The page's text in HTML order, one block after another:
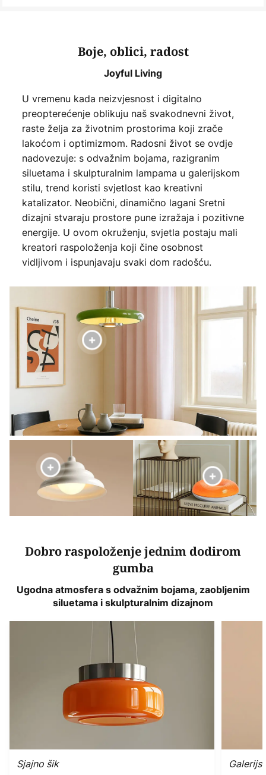
Boje, oblici, radost
Joyful Living
U vremenu kada neizvjesnost i digitalno
preopterećenje oblikuju naš svakodnevni život,
raste želja za životnim prostorima koji zrače
lakoćom i optimizmom. Radosni život se ovdje
nadovezuje: s odvažnim bojama, razigranim
siluetama i skulpturalnim lampama u galerijskom
stilu, trend koristi svjetlost kao kreativni
katalizator. Neobični, dinamično lagani Sretni
dizajni stvaraju prostore pune izražaja i pozitivne
energije. U ovom okruženju, svjetla postaju mali
kreatori raspoloženja koji čine osobnost
vidljivom i ispunjavaju svaki dom radošću.
Dobro raspoloženje jednim dodirom
gumba
Ugodna atmosfera s odvažnim bojama, zaobljenim
siluetama i skulpturalnim dizajnom
Sjajno šik